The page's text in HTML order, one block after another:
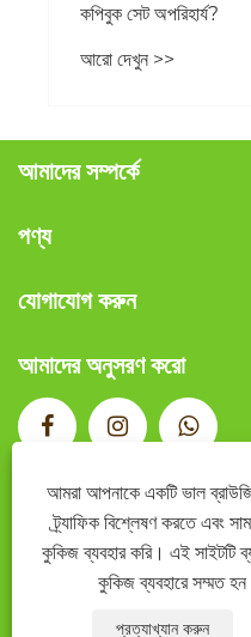
কপিবুক সেট অপরিহার্য?
আরো দেখুন >>
আমাদের সম্পর্কে
পণ্য
যোগাযোগ করুন
আমাদের অনুসরণ করো
কপিরাইট © 2026 Wenzhou
LinksSitemap
আমরা আপনাকে একটি ভাল
ট্র্যাফিক বিশ্লেষণ করতে এবং
কুকিজ ব্যবহার করি। এই সাইটটি
কুকিজ ব্যবহারে সম্মত
প্রত্যাখ্যান করুন